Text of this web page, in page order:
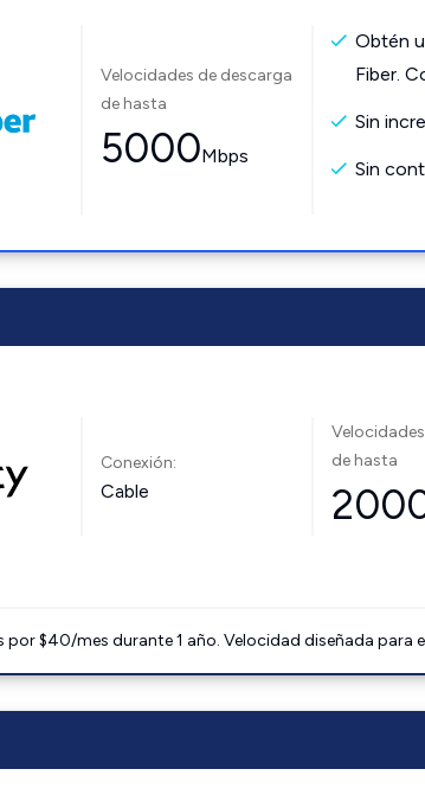
Velocidades de descarga
de hasta
5000Mbps
Obtén
Fiber.
Sin
Sin
Conexión:
Cable
de hasta
por $40/mes durante 1 año. Velocidad diseñada